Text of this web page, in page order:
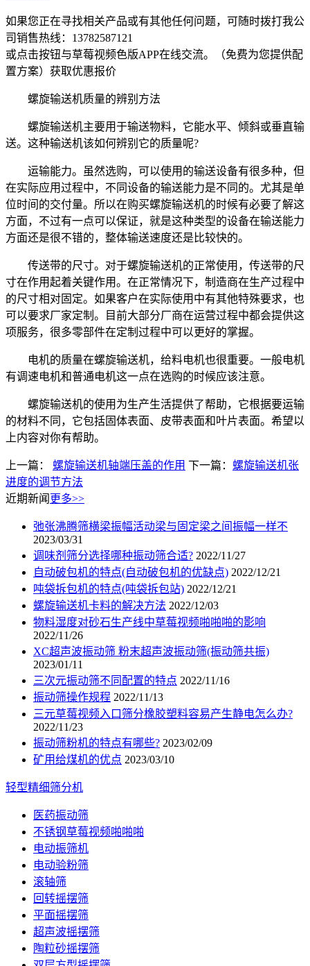
如果您正在寻找相关产品或有其他任何问题，可随时拨打我公
司销售热线： 13782587121
或点击按钮与草莓视频色版APP在线交流。（免费为您提供配
置方案） 获取优惠报价
螺旋输送机质量的辨别方法
螺旋输送机主要用于输送物料，它能水平、倾斜或垂直输
送。这种输送机该如何辨别它的质量呢?
运输能力。虽然选购，可以使用的输送设备有很多种，但
在实际应用过程中，不同设备的输送能力是不同的。尤其是单
位时间的交付量。所以在购买螺旋输送机的时候有必要了解这
方面，不过有一点可以保证，就是这种类型的设备在输送能力
方面还是很不错的，整体输送速度还是比较快的。
传送带的尺寸。对于螺旋输送机的正常使用，传送带的尺
寸在作用起着关键作用。在正常情况下，制造商在生产过程中
的尺寸相对固定。如果客户在实际使用中有其他特殊要求，也
可以要求厂家定制。目前大部分厂商在运营过程中都会提供这
项服务，很多零部件在定制过程中可以更好的掌握。
电机的质量在螺旋输送机，给料电机也很重要。一般电机
有调速电机和普通电机这一点在选购的时候应该注意。
螺旋输送机的使用为生产生活提供了帮助，它根据要运输
的材料不同，它包括固体表面、皮带表面和叶片表面。希望以
上内容对你有帮助。
上一篇： 螺旋输送机轴端压盖的作用 下一篇： 螺旋输送机张
进度的调节方法
近期新闻 更多>>
弛张沸腾筛横梁振幅活动梁与固定梁之间振幅一样不
2023/03/31
调味剂筛分选择哪种振动筛合适? 2022/11/27
自动破包机的特点(自动破包机的优缺点) 2022/12/21
吨袋拆包机的特点(吨袋拆包站) 2022/12/21
螺旋输送机卡料的解决方法 2022/12/03
物料湿度对砂石生产线中草莓视频啪啪啪的影响
2022/11/26
XC超声波振动筛 粉末超声波振动筛(振动筛共振)
2023/01/11
三次元振动筛不同配置的特点 2022/11/16
振动筛操作规程 2022/11/13
三元草莓视频入口筛分橡胶塑料容易产生静电怎么办?
2022/11/23
振动筛粉机的特点有哪些? 2023/02/09
矿用给煤机的优点 2023/03/10
轻型精细筛分机
医药振动筛
不锈钢草莓视频啪啪啪
电动振筛机
电动验粉筛
滚轴筛
回转摇摆筛
平面摇摆筛
超声波摇摆筛
陶粒砂摇摆筛